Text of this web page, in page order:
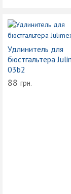
Удлинитель для
бюстгальтера
03b2
88 грн.